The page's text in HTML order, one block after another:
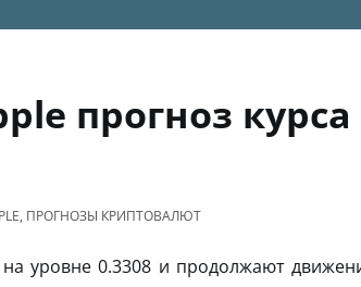
прогноз курса
, ПРОГНОЗЫ КРИПТОВАЛЮТ
на уровне 0.3308 и продолжают